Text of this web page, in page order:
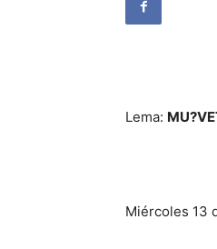
Lema:
Miércoles 13